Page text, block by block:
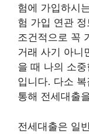
험에 가입하시
험 가입 연관
조건적으로 꼭
거래 사기 아니
을 때 나의 소
입니다. 다소
통해 전세대출
전세대출은 일